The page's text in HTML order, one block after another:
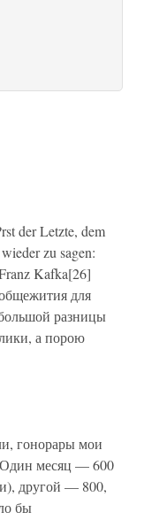
der Letzte, dem
zu sagen:
Kafka[26]
для
разницы
а порою
гонорары мои
Один месяц — 600
другой — 800,
бы